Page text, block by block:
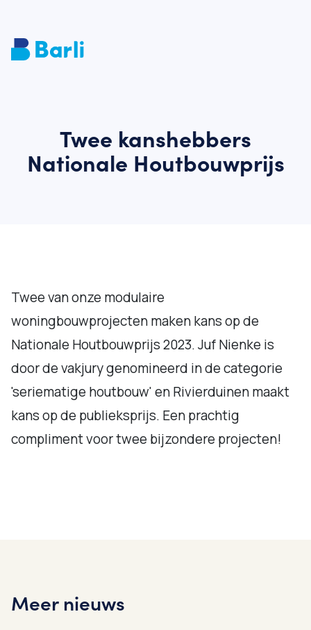
Twee kanshebbers
Nationale Houtbouwprijs
Twee van onze modulaire
woningbouwprojecten maken kans op de
Nationale Houtbouwprijs 2023. Juf Nienke is
door de vakjury genomineerd in de categorie
'seriematige houtbouw' en Rivierduinen maakt
kans op de publieksprijs. Een prachtig
compliment voor twee bijzondere projecten!
Meer nieuws